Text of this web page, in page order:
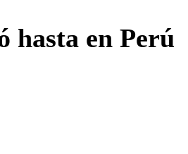
hasta en Perú